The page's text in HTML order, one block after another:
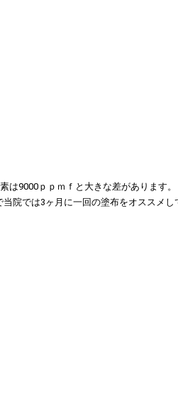
9000ｐｐｍｆと大きな差があります。
院では3ヶ月に一回の塗布をオススメし